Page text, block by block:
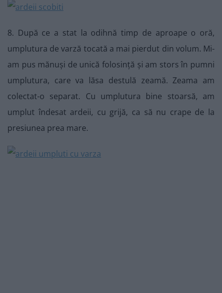
8. După ce a stat la odihnă timp de aproape o oră,
umplutura de varză tocată a mai pierdut din volum. Mi-
am pus mănuși de unică folosință și am stors în pumni
umplutura, care va lăsa destulă zeamă. Zeama am
colectat-o separat. Cu umplutura bine stoarsă, am
umplut îndesat ardeii, cu grijă, ca să nu crape de la
presiunea prea mare.